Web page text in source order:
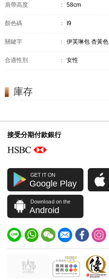
肩帶高度 ： 58cm
顏色碼 ： I9
關鍵字 ： 伊芙琳包 杏黃色
合適性別 ： 女性
庫存
接受分期付款銀行
GET IT ON
Google Play
Download on the
Android